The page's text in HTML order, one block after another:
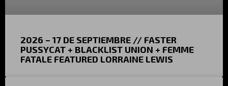
2026 – 17 DE SEPTIEMBRE // FASTER
PUSSYCAT + BLACKLIST UNION + FEMME
FATALE FEATURED LORRAINE LEWIS